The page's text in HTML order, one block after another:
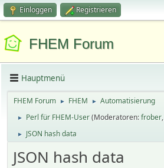
Einloggen Registrieren
FHEM Forum
Hauptmenü
FHEM Forum ► FHEM ► Automatisierung
► Perl für FHEM-User(Moderatoren:frober,
► JSON hash data
JSON hash data